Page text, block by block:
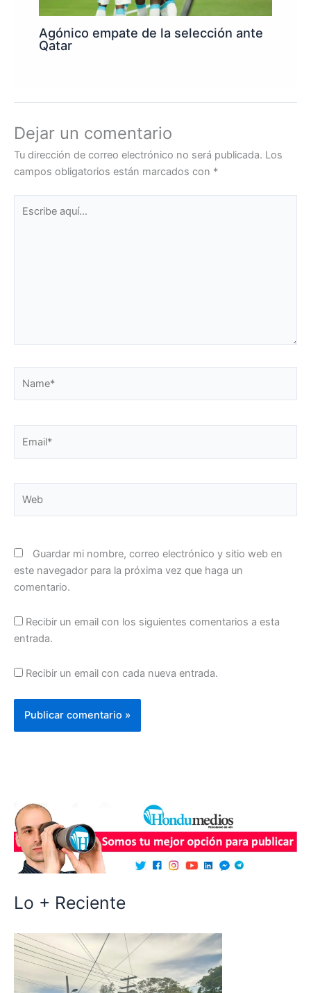
Agónico empate de la selección ante
Qatar
Dejar un comentario
Tu dirección de correo electrónico no será publicada. Los
campos obligatorios están marcados con *
Guardar mi nombre, correo electrónico y sitio web en
este navegador para la próxima vez que haga un
comentario.
Recibir un email con los siguientes comentarios a esta
entrada.
Recibir un email con cada nueva entrada.
Lo + Reciente